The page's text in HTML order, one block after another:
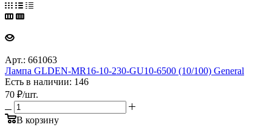
Арт.: 661063
Лампа GLDEN-MR16-10-230-GU10-6500 (10/100) General
Есть в наличии: 146
70 ₽/шт.
В корзину